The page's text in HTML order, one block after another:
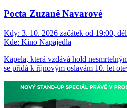
Pocta Zuzaně Navarové
Kdy: 3. 10. 2026 začátek od 19:00,
Kde: Kino Napajedla
Kapela, která vzdává hold
se přidá k říjnovým oslavám 10. let